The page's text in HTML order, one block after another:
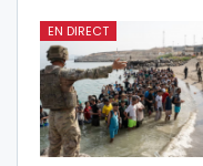
EN DIRECT